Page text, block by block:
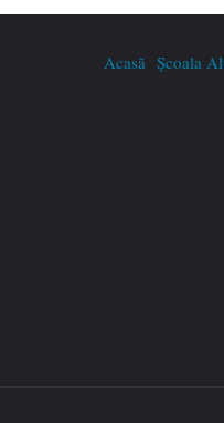
Acasă Școala